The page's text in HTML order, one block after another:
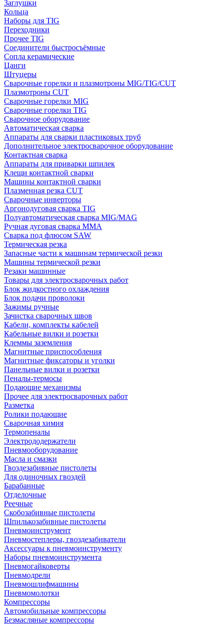
Заглушки
Кольца
Наборы для TIG
Переходники
Прочее TIG
Соединители быстросъёмные
Сопла керамические
Цанги
Штуцеры
Сварочные горелки и плазмотроны MIG/TIG/CUT
Плазмотроны CUT
Сварочные горелки MIG
Сварочные горелки TIG
Сварочное оборудование
Автоматическая сварка
Аппараты для сварки пластиковых труб
Дополнительное электросварочное оборудование
Контактная сварка
Аппараты для приварки шпилек
Клещи контактной сварки
Машины контактной сварки
Плазменная резка CUT
Сварочные инверторы
Аргонодуговая сварка TIG
Полуавтоматическая сварка MIG/MAG
Ручная дуговая сварка MMA
Сварка под флюсом SAW
Термическая резка
Запасные части к машинам термической резки
Машины термической резки
Резаки машинные
Товары для электросварочных работ
Блок жидкостного охлаждения
Блок подачи проволоки
Зажимы ручные
Зачистка сварочных швов
Кабели, комплекты кабелей
Кабельные вилки и розетки
Клеммы заземления
Магнитные приспособления
Магнитные фиксаторы и уголки
Панельные вилки и розетки
Пеналы-термосы
Подающие механизмы
Прочее для электросварочных работ
Разметка
Ролики подающие
Сварочная химия
Термопеналы
Электрододержатели
Пневмооборудование
Масла и смазки
Гвоздезабивные пистолеты
Для одиночных гвоздей
Барабанные
Отделочные
Реечные
Скобозабивные пистолеты
Шпилькозабивные пистолеты
Пневмоинструмент
Пневмостеплеры, гвоздезабиватели
Аксессуары к пневмоинструменту
Наборы пневмоинструмента
Пневмогайковерты
Пневмодрели
Пневмошлифмашины
Пневмомолотки
Компрессоры
Автомобильные компрессоры
Безмасляные компрессоры